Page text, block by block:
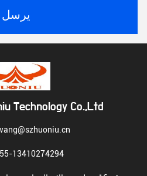
يرسل
Technology Co.,Ltd
13410274294